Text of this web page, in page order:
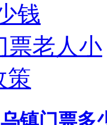
乌镇门票多